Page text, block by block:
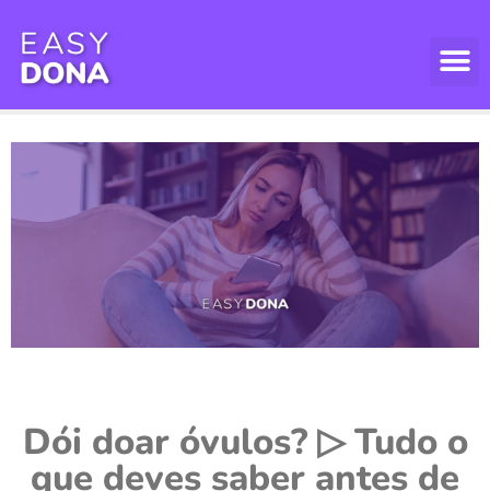
Dói doar óvulos? ▷ Tudo o
que deves saber antes de